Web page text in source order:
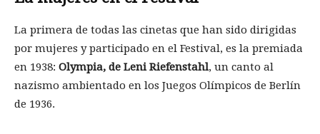
La primera de todas las cinetas que han sido dirigidas
por mujeres y participado en el Festival, es la premiada
en 1938: Olympia, de Leni Riefenstahl, un canto al
nazismo ambientado en los Juegos Olímpicos de Berlín
de 1936.